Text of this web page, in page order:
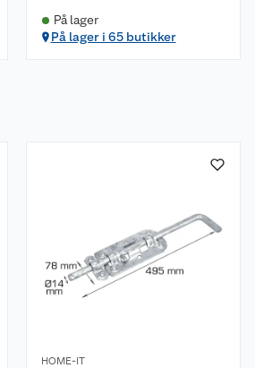
På lager
På lager i 65 butikker
HOME-IT